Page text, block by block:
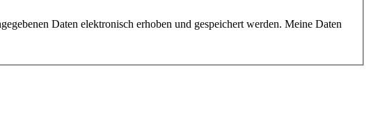
Daten elektronisch erhoben und gespeichert werden. Meine Daten